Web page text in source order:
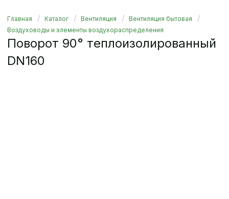
Главная Каталог Вентиляция
Вентиляция бытовая
Воздуховоды и элементы воздухораспределения
Поворот 90° теплоизолированный
DN160